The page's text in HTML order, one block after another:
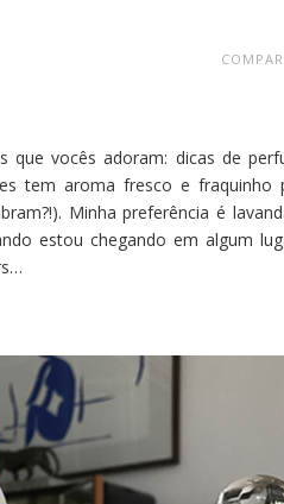
que vocês adoram: dicas de
tem aroma fresco e fraquinho
Minha preferência é
estou chegando em algum